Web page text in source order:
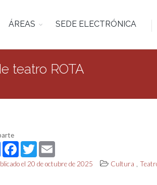
ÁREAS SEDE ELECTRÓNICA
teatro ROTA
ShareFacebook
TwitterEmail
el 20 de octubre de 2025 Cultura ,